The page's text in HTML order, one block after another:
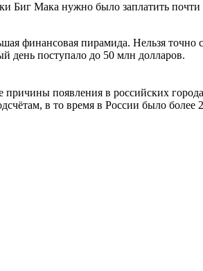
Биг Мака нужно было заплатить
пирамида. Нельзя точно
поступало до 50 млн долларов.
появления в российских
в то время в России было более